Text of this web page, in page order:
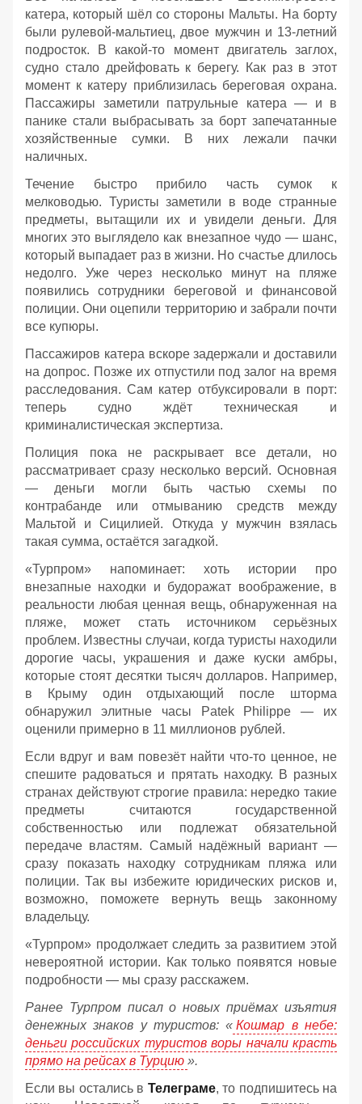
катера, который шёл со стороны Мальты. На борту
были рулевой‑мальтиец, двое мужчин и 13‑летний
подросток. В какой‑то момент двигатель заглох,
судно стало дрейфовать к берегу. Как раз в этот
момент к катеру приблизилась береговая охрана.
Пассажиры заметили патрульные катера — и в
панике стали выбрасывать за борт запечатанные
хозяйственные сумки. В них лежали пачки
наличных.
Течение быстро прибило часть сумок к
мелководью. Туристы заметили в воде странные
предметы, вытащили их и увидели деньги. Для
многих это выглядело как внезапное чудо — шанс,
который выпадает раз в жизни. Но счастье длилось
недолго. Уже через несколько минут на пляже
появились сотрудники береговой и финансовой
полиции. Они оцепили территорию и забрали почти
все купюры.
Пассажиров катера вскоре задержали и доставили
на допрос. Позже их отпустили под залог на время
расследования. Сам катер отбуксировали в порт:
теперь судно ждёт техническая и
криминалистическая экспертиза.
Полиция пока не раскрывает все детали, но
рассматривает сразу несколько версий. Основная
— деньги могли быть частью схемы по
контрабанде или отмыванию средств между
Мальтой и Сицилией. Откуда у мужчин взялась
такая сумма, остаётся загадкой.
«Турпром» напоминает: хоть истории про
внезапные находки и будоражат воображение, в
реальности любая ценная вещь, обнаруженная на
пляже, может стать источником серьёзных
проблем. Известны случаи, когда туристы находили
дорогие часы, украшения и даже куски амбры,
которые стоят десятки тысяч долларов. Например,
в Крыму один отдыхающий после шторма
обнаружил элитные часы Patek Philippe — их
оценили примерно в 11 миллионов рублей.
Если вдруг и вам повезёт найти что‑то ценное, не
спешите радоваться и прятать находку. В разных
странах действуют строгие правила: нередко такие
предметы считаются государственной
собственностью или подлежат обязательной
передаче властям. Самый надёжный вариант —
сразу показать находку сотрудникам пляжа или
полиции. Так вы избежите юридических рисков и,
возможно, поможете вернуть вещь законному
владельцу.
«Турпром» продолжает следить за развитием этой
невероятной истории. Как только появятся новые
подробности — мы сразу расскажем.
Ранее Турпром писал о новых приёмах изъятия
денежных знаков у туристов: « Кошмар в небе:
деньги российских туристов воры начали красть
прямо на рейсах в Турцию ».
Если вы остались в Телеграме, то подпишитесь на